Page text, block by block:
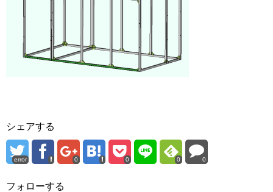
シェアする
error 0 0 0 0
フォローする